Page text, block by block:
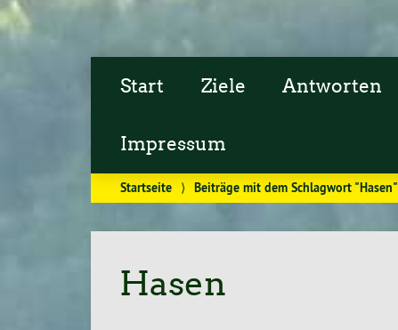
Start Ziele Antworten
Impressum
Startseite ⟩ Beiträge mit dem Schlagwort "Hasen"
Hasen